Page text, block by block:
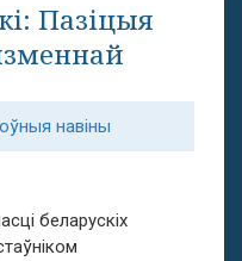
Пазіцыя
навіны
беларускіх